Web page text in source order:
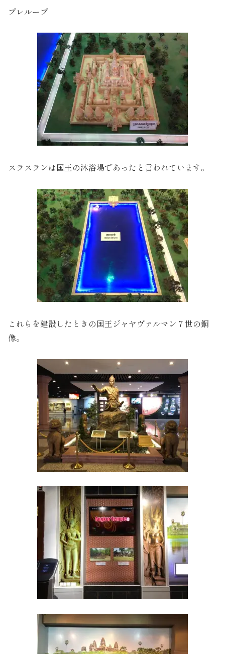
プレループ
スラスランは国王の沐浴場であったと言われています。
これらを建設したときの国王ジャヤヴァルマン７世の銅
像。